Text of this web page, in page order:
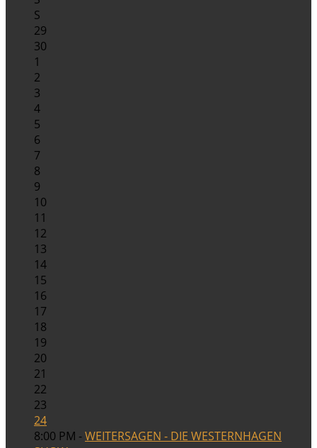
S
29
30
1
2
3
4
5
6
7
8
9
10
11
12
13
14
15
16
17
18
19
20
21
22
23
24
8:00 PM -WEITERSAGEN - DIE WESTERNHAGEN